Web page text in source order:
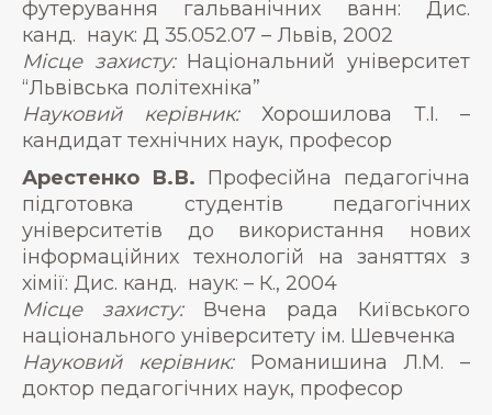
футерування гальванічних ванн: Дис.
канд. наук: Д 35.052.07 – Львів, 2002
Місце захисту:Національний університет
“Львівська політехніка”
Науковий керівник:Хорошилова Т.І. –
кандидат технічних наук, професор
Арестенко В.В. Професійна педагогічна
підготовка студентів педагогічних
університетів до використання нових
інформаційних технологій на заняттях з
хімії: Дис. канд. наук: – К., 2004
Місце захисту:Вчена рада Київського
національного університету ім. Шевченка
Науковий керівник:Романишина Л.М. –
доктор педагогічних наук, професор